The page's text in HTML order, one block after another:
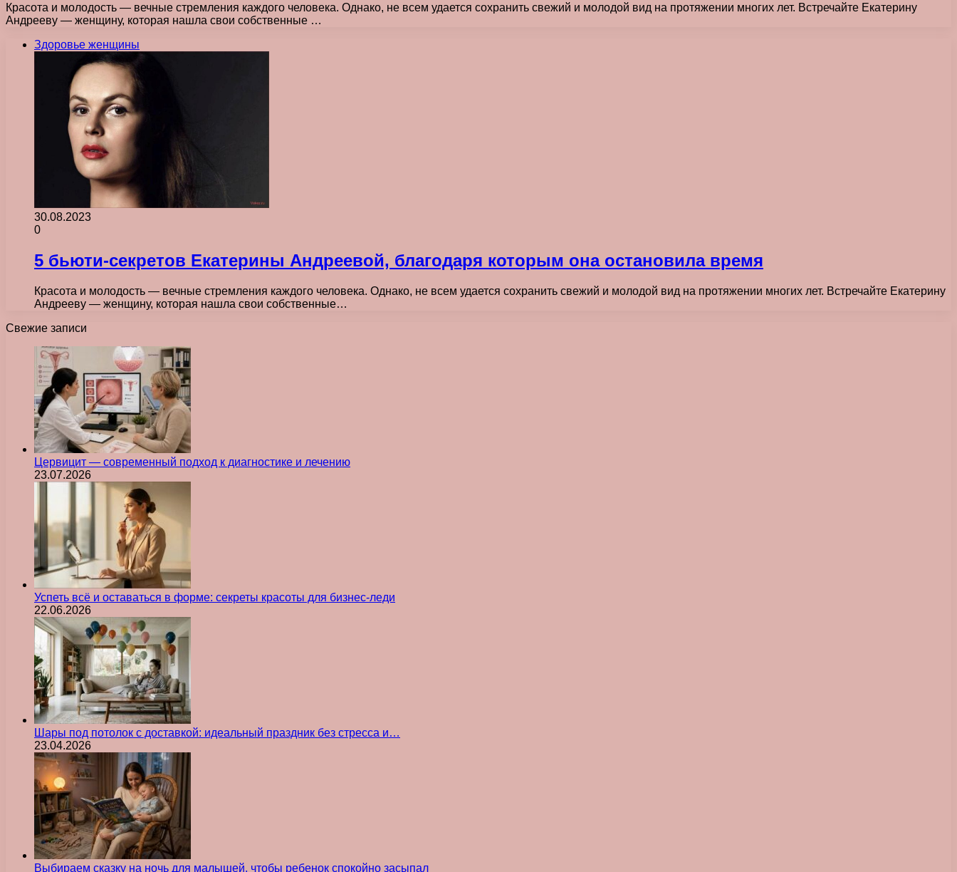
Красота и молодость — вечные стремления каждого человека. Однако, не всем удается сохранить свежий и молодой вид на протяжении многих лет. Встречайте Екатерину
Андрееву — женщину, которая нашла свои собственные …
Здоровье женщины
30.08.2023
0
5 бьюти-секретов Екатерины Андреевой, благодаря которым она остановила время
Красота и молодость — вечные стремления каждого человека. Однако, не всем удается сохранить свежий и молодой вид на протяжении многих лет. Встречайте Екатерину
Андрееву — женщину, которая нашла свои собственные…
Свежие записи
Цервицит — современный подход к диагностике и лечению
23.07.2026
Успеть всё и оставаться в форме: секреты красоты для бизнес-леди
22.06.2026
Шары под потолок с доставкой: идеальный праздник без стресса и…
23.04.2026
Выбираем сказку на ночь для малышей, чтобы ребенок спокойно засыпал